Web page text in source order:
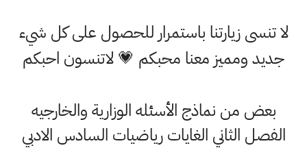
لا تنسى زيارتنا باستمرار للحصول على كل شيء
جديد ومميز معنا محبكم 💗 لاتنسون احبكم
بعض من نماذج الأسئله الوزارية والخارجيه
الفصل الثاني الغايات رياضيات السادس الادبي